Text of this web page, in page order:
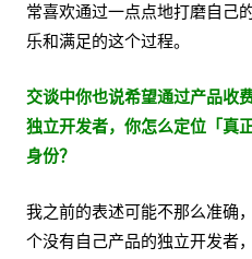
常喜欢通过一点点地打磨自己
乐和满足的这个过程。
交谈中你也说希望通过产品收
独立开发者，你怎么定位「真
身份？
我之前的表述可能不那么准确
个没有自己产品的独立开发者